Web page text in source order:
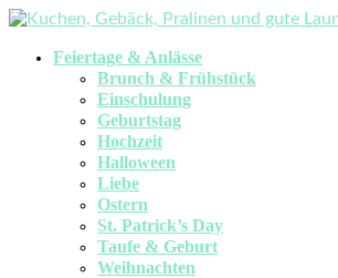
Feiertage & Anlässe
Brunch & Frühstück
Einschulung
Geburtstag
Hochzeit
Halloween
Liebe
Ostern
St. Patrick’s Day
Taufe & Geburt
Weihnachten